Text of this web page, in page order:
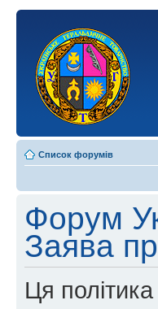
Список форумів
Форум
Заява
Ця